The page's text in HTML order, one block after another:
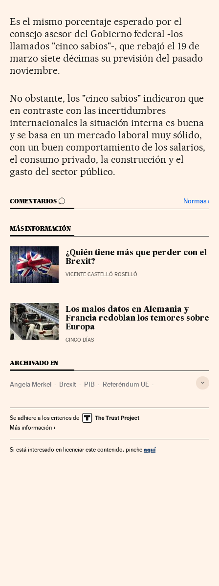
Es el mismo porcentaje esperado por el
consejo asesor del Gobierno federal -los
llamados "cinco sabios"-, que rebajó el 19 de
marzo siete décimas su previsión del pasado
noviembre.
No obstante, los "cinco sabios" indicaron que
en contraste con las incertidumbres
internacionales la situación interna es buena
y se basa en un mercado laboral muy sólido,
con un buen comportamiento de los salarios,
el consumo privado, la construcción y el
gasto del sector público.
COMENTARIOS
IR A LOS COMENTARIOS Normas›
MÁS INFORMACIÓN
¿Quién tiene más que perder con el
Brexit?
VICENTE CASTELLÓ ROSELLÓ
Los malos datos en Alemania y
Francia redoblan los temores sobre
Europa
CINCO DÍAS
ARCHIVADO EN
Angela Merkel Brexit PIB Referéndum UE
Elecciones europeas Unión política europea
Unión Europea Mercados financieros Ideologías
Se adhiere a los criterios de
Más información
Si está interesado en licenciar este contenido, pinche aquí